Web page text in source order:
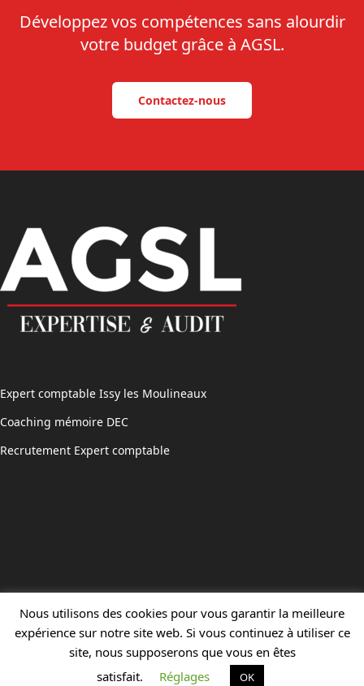
Développez vos compétences sans alourdir
votre budget grâce à AGSL.
Contactez‑nous
Expert comptable Issy les Moulineaux
Coaching mémoire DEC
Recrutement Expert comptable
Propulsé parWibixoet hébergé parInfomaniak
Nous utilisons des cookies pour vous garantir la meilleure
expérience sur notre site web. Si vous continuez à utiliser ce
site, nous supposerons que vous en êtes
satisfait.
Réglages OK